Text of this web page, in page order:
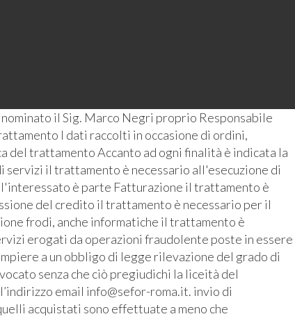
il Sig. Marco Negri proprio Responsabile
I dati raccolti in occasione di ordini,
trattamento Accanto ad ogni finalità è indicata la
il trattamento è necessario all'esecuzione di
è parte Fatturazione il trattamento è
del credito il trattamento è necessario per il
frodi, anche informatiche il trattamento è
erogati da operazioni fraudolente poste in essere
a un obbligo di legge rilevazione del grado di
senza che ciò pregiudichi la liceità del
email info@sefor-roma.it. invio di
acquistati sono effettuate a meno che